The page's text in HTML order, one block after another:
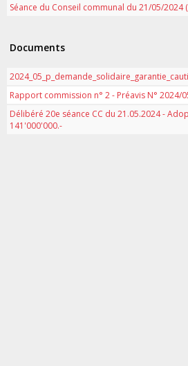
Séance du Conseil communal du 21/05/2024
Documents
Rapport commission n° 2 - Préavis N° 2024/
Délibéré 20e séance CC du 21.05.2024 -
141'000'000.-